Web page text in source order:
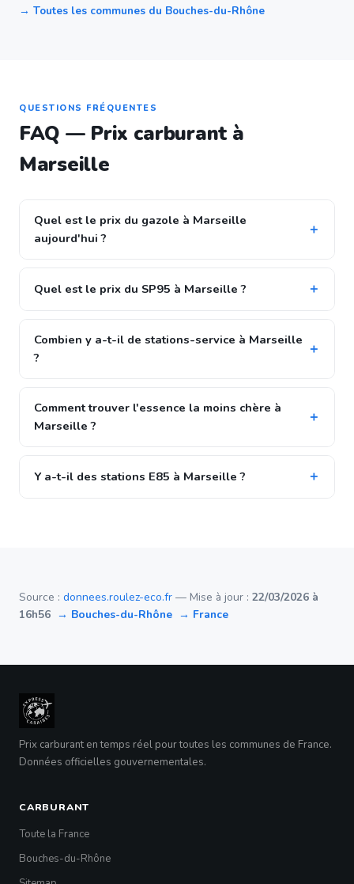
→ Toutes les communes du Bouches-du-Rhône
QUESTIONS FRÉQUENTES
FAQ — Prix carburant à
Marseille
Quel est le prix du gazole à Marseille
aujourd'hui ?
Quel est le prix du SP95 à Marseille ?
Combien y a-t-il de stations-service à Marseille
?
Comment trouver l'essence la moins chère à
Marseille ?
Y a-t-il des stations E85 à Marseille ?
Source : donnees.roulez-eco.fr — Mise à jour : 22/03/2026 à
16h56 → Bouches-du-Rhône → France
Prix carburant en temps réel pour toutes les communes de France.
Données officielles gouvernementales.
CARBURANT
Toute la France
Bouches-du-Rhône